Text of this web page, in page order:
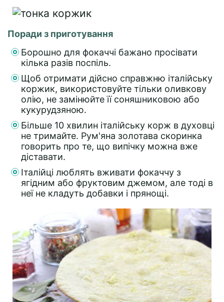
Поради з приготування
Борошно для фокаччі бажано просівати
кілька разів поспіль.
Щоб отримати дійсно справжню італійську
коржик, використовуйте тільки оливкову
олію, не замінюйте її соняшниковою або
кукурудзяною.
Більше 10 хвилин італійську корж в духовці
не тримайте. Рум'яна золотава скоринка
говорить про те, що випічку можна вже
діставати.
Італійці люблять вживати фокаччу з
ягідним або фруктовим джемом, але тоді в
неї не кладуть добавки і прянощі.